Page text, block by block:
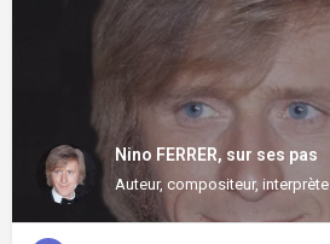
Nino FERRER, sur ses pas
Auteur, compositeur, interprète